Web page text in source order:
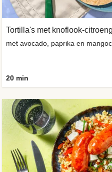
Tortilla's met knoflook-
met avocado, paprika en
20 min